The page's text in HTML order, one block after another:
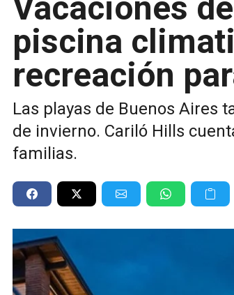
piscina
recreación
Las playas de Buenos Aires
de invierno. Cariló Hills
familias.